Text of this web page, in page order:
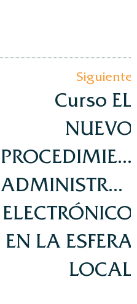
Siguiente
Curso EL
NUEVO
ELECTRÓNICO
EN LA ESFERA
LOCAL